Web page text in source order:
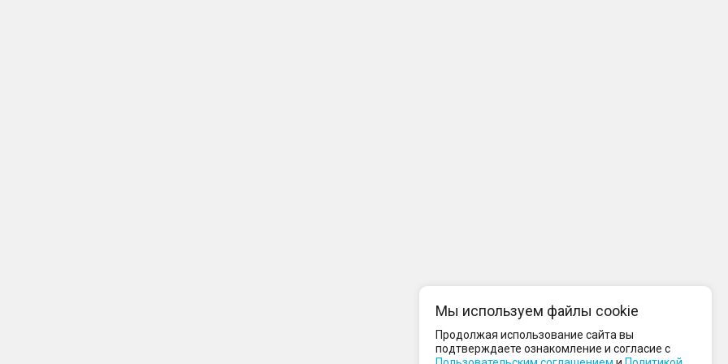
Мы используем файлы cookie
Продолжая использование сайта вы
подтверждаете ознакомление и согласие с